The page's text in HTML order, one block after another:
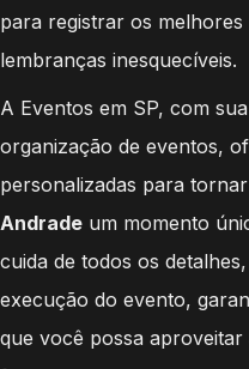
para registrar os
lembranças inesquecíveis.
A Eventos em SP, com
organização de eventos,
personalizadas para
Andrade um momento
cuida de todos os
execução do evento,
que você possa